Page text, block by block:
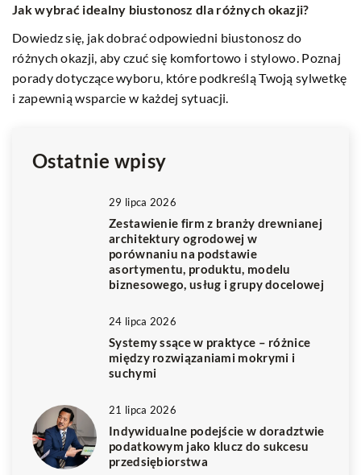
Jak wybrać idealny biustonosz dla różnych okazji?
Dowiedz się, jak dobrać odpowiedni biustonosz do
różnych okazji, aby czuć się komfortowo i stylowo. Poznaj
porady dotyczące wyboru, które podkreślą Twoją sylwetkę
i zapewnią wsparcie w każdej sytuacji.
Ostatnie wpisy
29 lipca 2026
Zestawienie firm z branży drewnianej
architektury ogrodowej w
porównaniu na podstawie
asortymentu, produktu, modelu
biznesowego, usług i grupy docelowej
24 lipca 2026
Systemy ssące w praktyce – różnice
między rozwiązaniami mokrymi i
suchymi
21 lipca 2026
Indywidualne podejście w doradztwie
podatkowym jako klucz do sukcesu
przedsiębiorstwa